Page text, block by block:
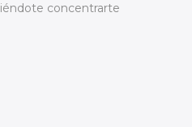
concentrarte